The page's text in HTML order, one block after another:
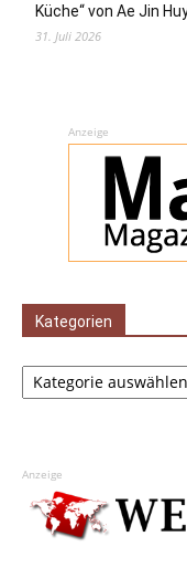
Küche“ von Ae Jin
31. Juli 2026
Anzeige
Kategorien
Kategorien
Anzeige